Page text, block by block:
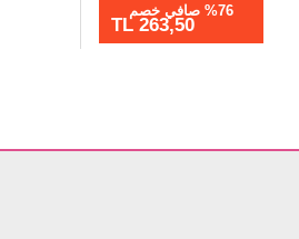
%76 صافي خصم
396,00 TL